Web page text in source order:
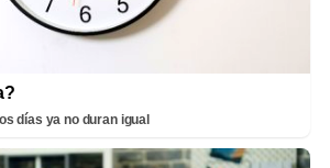
días ya no duran igual